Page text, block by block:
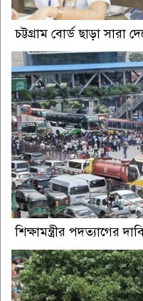
চট্টগ্রাম বোর্ড ছাড়া সারা
শিক্ষামন্ত্রীর পদত্যাগের